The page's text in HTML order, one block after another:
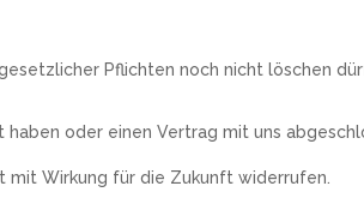
Pflichten noch nicht löschen
oder einen Vertrag mit uns
mit Wirkung für die Zukunft widerrufen.